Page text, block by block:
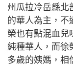
州瓜拉冷岳縣北
的華人為主，不
榮也有點混血兒
純種華人，而徐
多歲的姨媽，相